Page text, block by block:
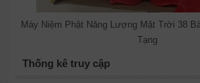
Máy Niệm Phật Năng Lượng Mặt Trời 38
Tạng
Thống kê truy cập